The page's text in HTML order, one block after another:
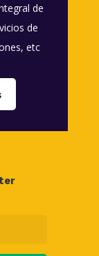
de
de
etc